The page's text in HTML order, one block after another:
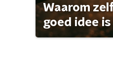
Waarom
goed idee is